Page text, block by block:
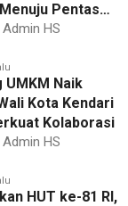
Pentas
Admin HS
UMKM Naik
Kota Kendari
Kolaborasi
Admin HS
HUT ke-81 RI,